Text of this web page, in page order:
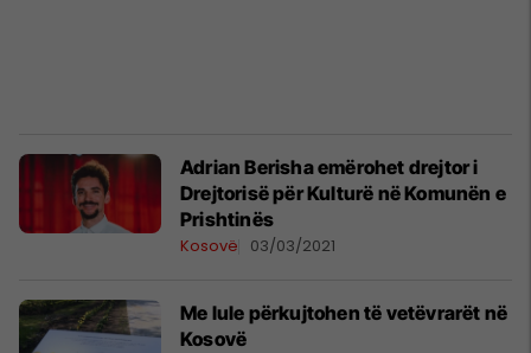
Adrian Berisha emërohet drejtor i
Drejtorisë për Kulturë në Komunën e
Prishtinës
Kosovë 03/03/2021
Me lule përkujtohen të vetëvrarët në
Kosovë